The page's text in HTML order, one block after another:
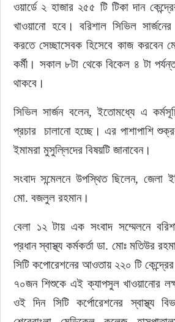
ওয়ার্ডে ২ হাজার ২৫৫ টি টিকা দান
খাওয়ানো হবে। বরিশাল সিভিল
করতে সেচ্ছাসেবক হিসেবে কাজ করবেন
কর্মী। সকাল ৮টা থেকে বিকেল ৪ টা
থাকবে।
সিভিল সার্জন বলেন, ইতোমধ্যে এ
প্রচার  চালানো হচ্ছে। এর পাশাপাশি
ইমামরা মুসুল্লিদের বিষয়টি জানাবেন।
সংবাদ সন্মেলনে উপস্থিত ছিলেন, জেলা
মো. বজলুল রহমান।
বেলা ১২ টায় এক সংবাদ সম্মেলনে
প্রধান স্বাস্থ্য কর্মকর্তা ডা. মোঃ মতিউর
সিটি কপোরেশনের আওতায় ২২০ টি
৭০জন শিশুকে এই ক্যাপসুল খাওয়ানোর
ওই দিন সিটি কর্পোরেশনের স্বাস্থ্য